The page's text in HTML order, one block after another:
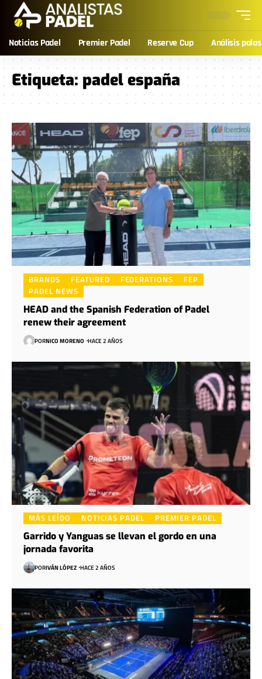
Noticias Padel Premier Padel Reserve Cup Análisis palas
Etiqueta: padel españa
BRANDS FEATURED FEDERATIONS
FEP
PADEL NEWS
HEAD and the Spanish Federation of Padel
renew their agreement
PORNICO MORENO HACE 2 AÑOS
MÁS LEÍDO NOTICIAS PADEL PREMIER PADEL
Garrido y Yanguas se llevan el gordo en una
jornada favorita
PORIVÁN LÓPEZ HACE 2 AÑOS